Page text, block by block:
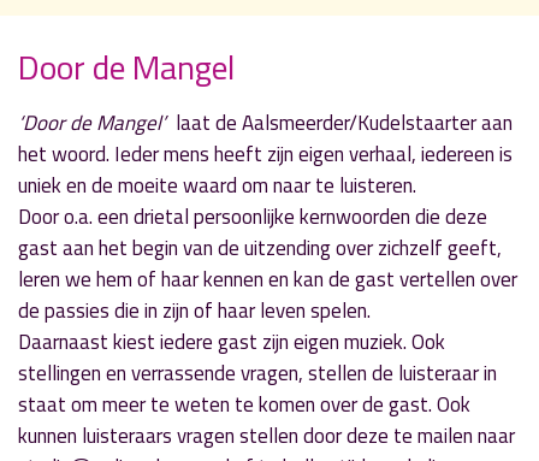
Door de Mangel
‘Door de Mangel’laat de Aalsmeerder/Kudelstaarter aan
het woord. Ieder mens heeft zijn eigen verhaal, iedereen is
uniek en de moeite waard om naar te luisteren.
Door o.a. een drietal persoonlijke kernwoorden die deze
gast aan het begin van de uitzending over zichzelf geeft,
leren we hem of haar kennen en kan de gast vertellen over
de passies die in zijn of haar leven spelen.
Daarnaast kiest iedere gast zijn eigen muziek. Ook
stellingen en verrassende vragen, stellen de luisteraar in
staat om meer te weten te komen over de gast. Ook
kunnen luisteraars vragen stellen door deze te mailen naar